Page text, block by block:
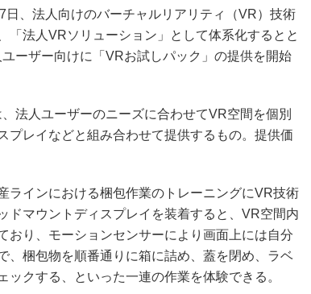
、法人向けのバーチャルリアリティ（VR）技術
「法人VRソリューション」として体系化するとと
ーザー向けに「VRお試しパック」の提供を開始
法人ユーザーのニーズに合わせてVR空間を個別
プレイなどと組み合わせて提供するもの。提供価
インにおける梱包作業のトレーニングにVR技術
ドマウントディスプレイを装着すると、VR空間内
おり、モーションセンサーにより画面上には自分
、梱包物を順番通りに箱に詰め、蓋を閉め、ラベ
ックする、といった一連の作業を体験できる。